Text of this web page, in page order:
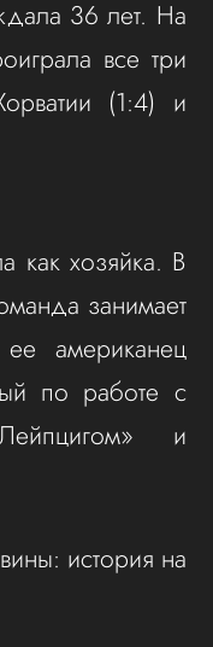
36 лет. На
все три
(1:4) и
как хозяйка. В
занимает
американец
по работе с
и
история на